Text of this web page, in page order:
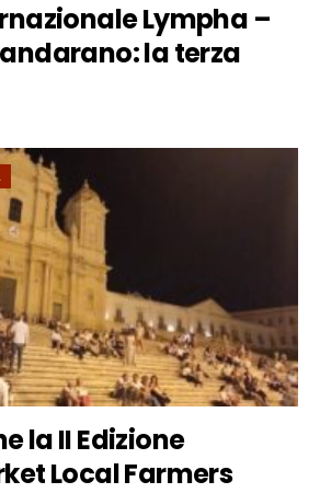
Lympha –
la terza
la II Edizione
Local Farmers